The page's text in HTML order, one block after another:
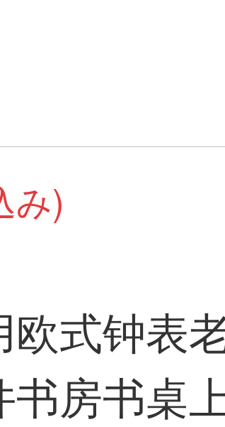
み)
式钟表
房书桌